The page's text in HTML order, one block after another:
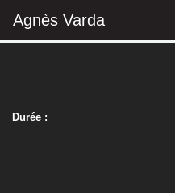
Agnès Varda
Durée :